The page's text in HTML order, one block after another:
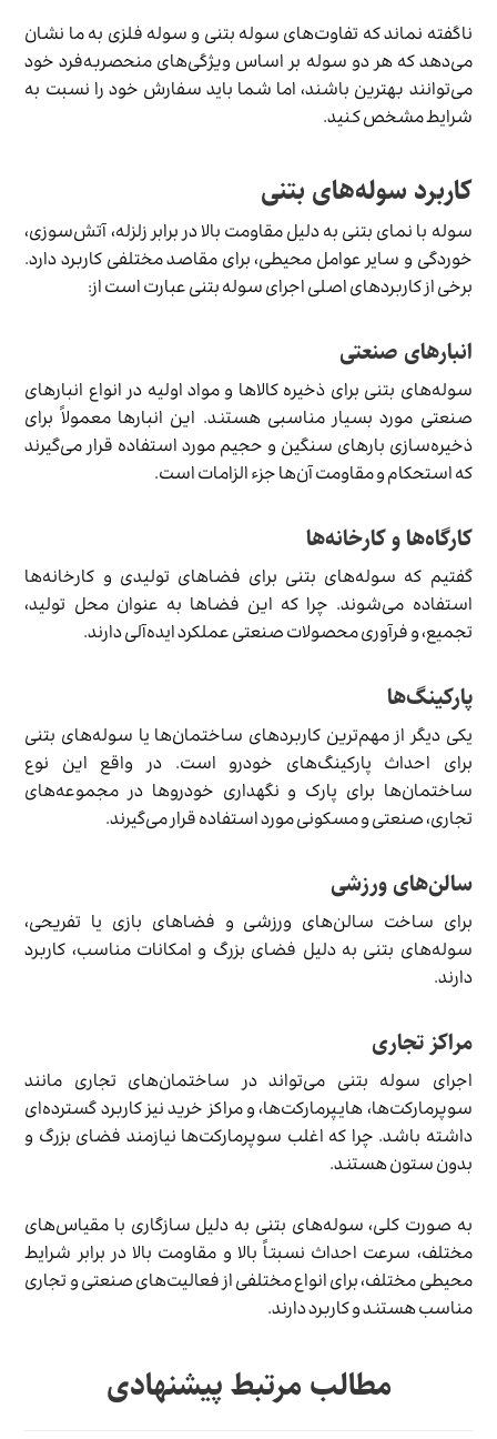
ناگفته نماند که تفاوت­‌های سوله بتنی و سوله فلزی به ما نشان
می‌دهد که هر دو سوله بر اساس ویژگی­‌های منحصربه‌­فرد خود
می‌­توانند بهترین باشند، اما شما باید سفارش خود را نسبت به
شرایط مشخص کنید.
کاربرد سوله‌های بتنی
سوله با نمای بتنی به دلیل مقاومت بالا در برابر زلزله، آتش‌سوزی،
خوردگی و سایر عوامل محیطی، برای مقاصد مختلفی کاربرد دارد.
برخی از کاربردهای اصلی اجرای سوله بتنی عبارت است از:
انبار‌های صنعتی
سوله‌های بتنی برای ذخیره‌ کالاها و مواد اولیه در انواع انبارهای
صنعتی مورد بسیار مناسبی هستند. این انبارها معمولاً برای
ذخیره‌سازی بارهای سنگین و حجیم مورد استفاده قرار می‌گیرند
که استحکام و مقاومت آن‌ها جزء الزامات است.
کارگاه‌ها و کارخانه‌ها
گفتیم که سوله‌های بتنی برای فضاهای تولیدی و کارخانه‌ها
استفاده می‌شوند. چرا که این فضاها به عنوان محل تولید،
تجمیع، و فرآوری محصولات صنعتی عملکرد ایده‌آلی دارند.
پارکینگ‌ها
یکی دیگر از مهم‌ترین کاربردهای ساختمان‌ها یا سوله‌های بتنی
برای احداث پارکینگ‌های خودرو است. در واقع این نوع
ساختمان‌ها برای پارک و نگهداری خودروها در مجموعه‌های
تجاری، صنعتی و مسکونی مورد استفاده قرار می‌گیرند.
سالن‌های ورزشی
برای ساخت سالن‌های ورزشی و فضاهای بازی یا تفریحی،
سوله‌های بتنی به دلیل فضای بزرگ و امکانات مناسب، کاربرد
دارند.
مراکز تجاری
اجرای سوله بتنی می‌تواند در ساختمان‌های تجاری مانند
سوپرمارکت‌ها، هایپرمارکت‌ها، و مراکز خرید نیز کاربرد گسترده‌ای
داشته باشد. چرا که اغلب سوپرمارکت‌ها نیازمند فضای بزرگ و
بدون ستون هستند.
به صورت کلی، سوله‌های بتنی به دلیل سازگاری با مقیاس‌های
مختلف، سرعت احداث نسبتاً بالا و مقاومت بالا در برابر شرایط
محیطی مختلف، برای انواع مختلفی از فعالیت‌های صنعتی و تجاری
مناسب هستند و کاربرد دارند.
مطالب مرتبط پیشنهادی